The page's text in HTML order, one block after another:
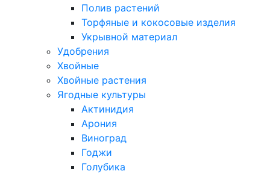
Полив растений
Торфяные и кокосовые изделия
Укрывной материал
Удобрения
Хвойные
Хвойные растения
Ягодные культуры
Актинидия
Арония
Виноград
Годжи
Голубика